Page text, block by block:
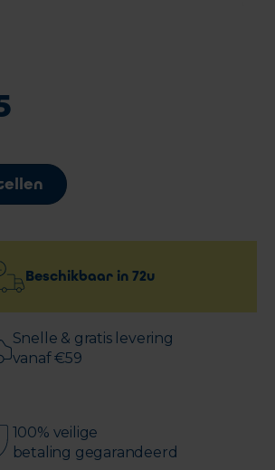
Beschikbaar in 72u
Snelle & gratis levering
vanaf €59
100% veilige
betaling gegarandeerd